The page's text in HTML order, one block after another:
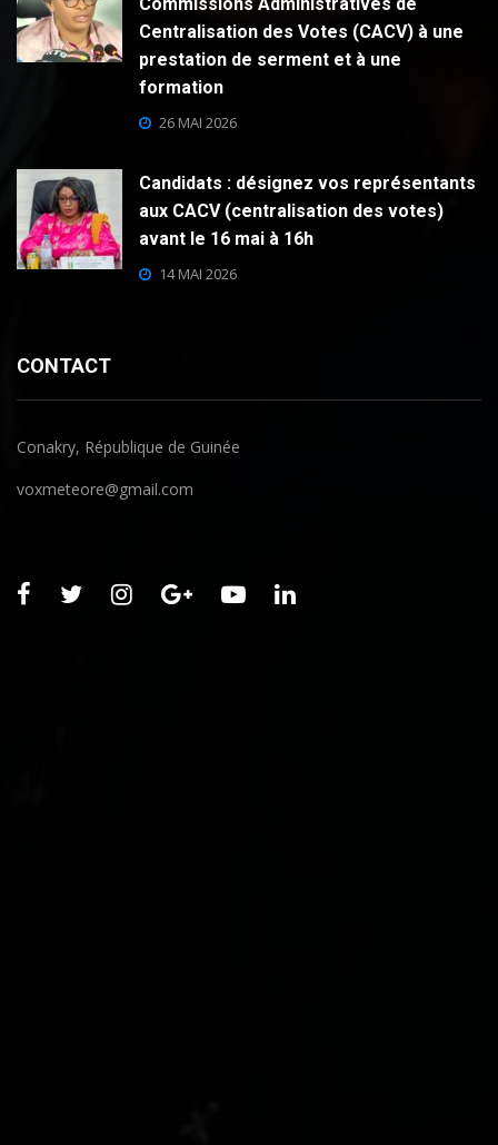
Commissions Administratives de
Centralisation des Votes (CACV) à une
prestation de serment et à une
formation
26 MAI 2026
Candidats : désignez vos représentants
aux CACV (centralisation des votes)
avant le 16 mai à 16h
14 MAI 2026
CONTACT
Conakry, République de Guinée
voxmeteore@gmail.com